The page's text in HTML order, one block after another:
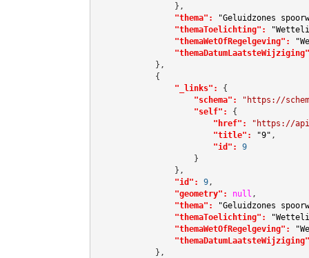
                },
"thema":
"Geluidzones
"themaToelichting":
"themaWetOfRegelgeving":
            },
            {
"_links":
{
"schema":
"https://
"self":
{
"href":
"https://
"title":
"9" ,
"id":
9
                    }
                },
"id":
9,
"geometry":
null ,
"thema":
"Geluidzones
"themaToelichting":
"themaWetOfRegelgeving":
            },